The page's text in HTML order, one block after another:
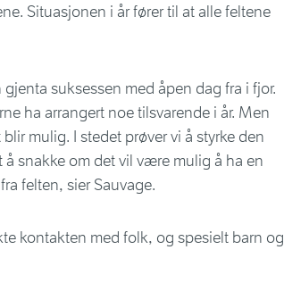
Situasjonen i år fører til at alle feltene
suksessen med åpen dag fra i fjor.
ha arrangert noe tilsvarende i år. Men
mulig. I stedet prøver vi å styrke den
snakke om det vil være mulig å ha en
felten, sier Sauvage.
kontakten med folk, og spesielt barn og